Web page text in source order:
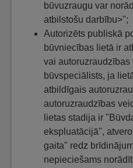
būvuzraugu var
atbilstošu darbību>";
Autorizēts publiskā
būvniecības lietā ir
vai autoruzraudzības
būvspeciālists, ja
atbildīgais
autoruzraudzības
lietas stadija ir
ekspluatācijā",
gaita" redz
nepieciešams